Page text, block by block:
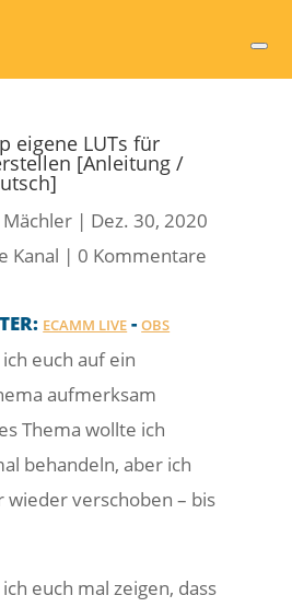
eigene LUTs für
[Anleitung /
| Dez. 30, 2020
Kanal | 0 Kommentare
ECAMM LIVE -OBS
euch auf ein
aufmerksam
Thema wollte ich
behandeln, aber ich
wieder verschoben – bis
euch mal zeigen, dass